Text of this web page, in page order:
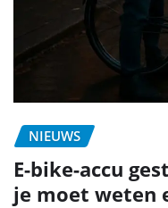
NIEUWS
E-bike-accu
je moet weten